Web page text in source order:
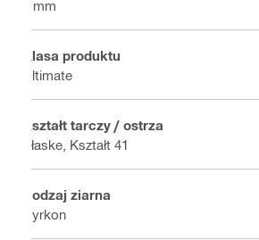
1 mm
Klasa produktu
Ultimate
Kształt tarczy / ostrza
Płaske, Kształt 41
Rodzaj ziarna
Cyrkon